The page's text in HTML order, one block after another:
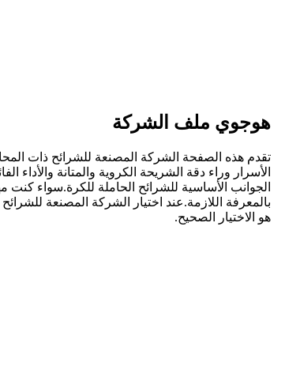
هوجوي ملف الشركة
هو الاختيار الصحيح.